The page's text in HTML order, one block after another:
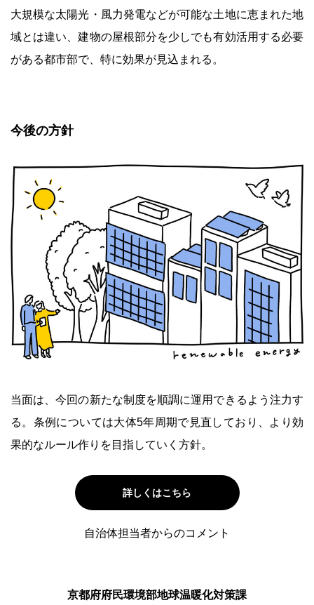
大規模な太陽光・風力発電などが可能な土地に恵まれた地
域とは違い、建物の屋根部分を少しでも有効活用する必要
がある都市部で、特に効果が見込まれる。
今後の方針
当面は、今回の新たな制度を順調に運用できるよう注力す
る。条例については大体5年周期で見直しており、より効
果的なルール作りを目指していく方針。
詳しくはこちら
自治体担当者からのコメント
京都府府民環境部地球温暖化対策課